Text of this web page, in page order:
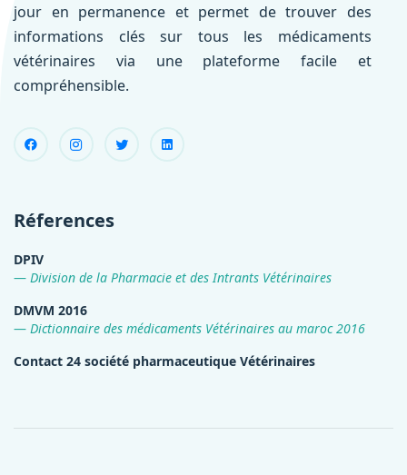
jour en permanence et permet de trouver des
informations clés sur tous les médicaments
vétérinaires via une plateforme facile et
compréhensible.
Réferences
DPIV
Division de la Pharmacie et des Intrants Vétérinaires
DMVM 2016
Dictionnaire des médicaments Vétérinaires au maroc 2016
Contact 24 société pharmaceutique Vétérinaires